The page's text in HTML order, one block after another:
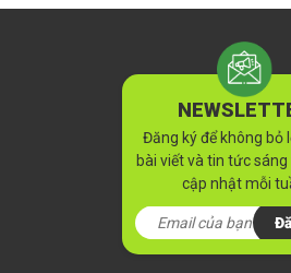
Đăng ký để không bỏ
bài viết và tin tức
cập nhật mỗi